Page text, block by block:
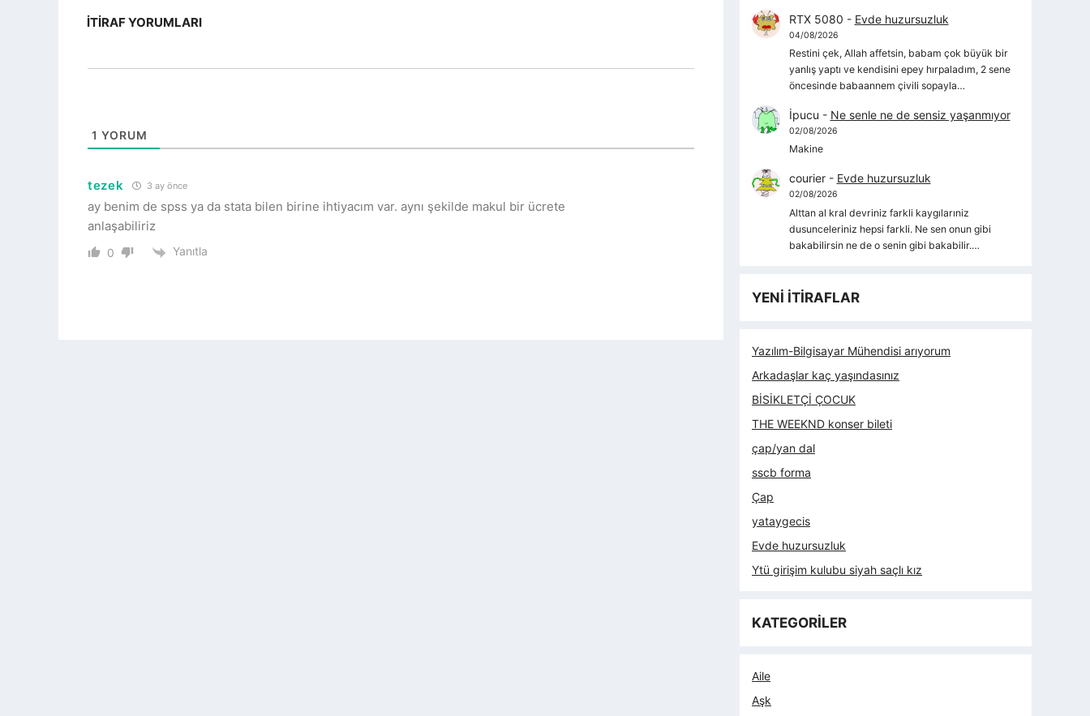
İTIRAF YORUMLARI
1 YORUM
tezek 3 ay önce
ay benim de spss ya da stata bilen birine ihtiyacım var. aynı şekilde makul bir ücrete
anlaşabiliriz
0 Yanıtla
RTX 5080 - Evde huzursuzluk
04/08/2026
Restini çek, Allah affetsin, babam çok büyük bir
yanlış yaptı ve kendisini epey hırpaladım, 2 sene
öncesinde babaannem çivili sopayla…
İpucu - Ne senle ne de sensiz yaşanmıyor
02/08/2026
Makine
courier- Evde huzursuzluk
02/08/2026
Alttan al kral devriniz farkli kaygılarıniz
dusunceleriniz hepsi farkli. Ne sen onun gibi
bakabilirsin ne de o senin gibi bakabilir.…
YENİ İTİRAFLAR
Yazılım-Bilgisayar Mühendisi arıyorum
Arkadaşlar kaç yaşındasınız
BİSİKLETÇİ ÇOCUK
THE WEEKND konser bileti
çap/yan dal
sscb forma
Çap
yataygecis
Evde huzursuzluk
Ytü girişim kulubu siyah saçlı kız
KATEGORİLER
Aile
Aşk